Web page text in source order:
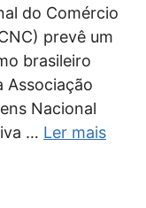
do Comércio
prevê um
brasileiro
Associação
Nacional
… Ler mais